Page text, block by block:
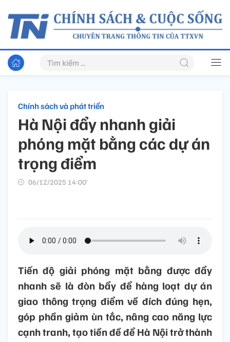
Chính sách và phát triển
Hà Nội đẩy nhanh giải
phóng mặt bằng các dự án
trọng điểm
06/12/2025 14:00’
Tiến độ giải phóng mặt bằng được đẩy
nhanh sẽ là đòn bẩy để hàng loạt dự án
giao thông trọng điểm về đích đúng hẹn,
góp phần giảm ùn tắc, nâng cao năng lực
cạnh tranh, tạo tiền đề để Hà Nội trở thành